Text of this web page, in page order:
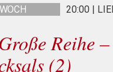
20:00 |
Reihe
(2)